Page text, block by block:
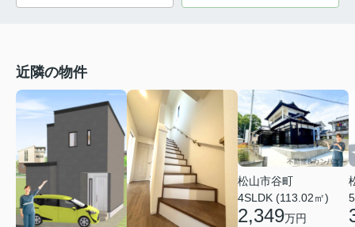
近隣の物件
松山市谷町
4SLDK (113.02㎡)
2,349万円